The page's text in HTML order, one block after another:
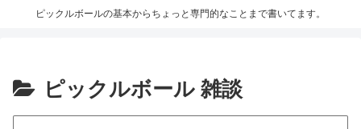
ピックルボールの基本からちょっと専門的なことまで書いてます。
ピックルボール 雑談